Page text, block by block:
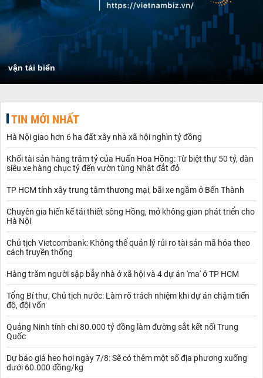
vận tải biển
TIN MỚI NHẤT
Hà Nội giao hơn 6 ha đất xây nhà xã hội nghìn tỷ đồng
Khối tài sản hàng trăm tỷ của Huấn Hoa Hồng: Từ biệt thự 50 tỷ, dàn
siêu xe hàng chục tỷ đến vườn tùng Nhật đắt đỏ
TP HCM tính xây trung tâm thương mại, bãi xe ngầm ở Bến Thành
Chuyên gia hiến kế tái thiết sông Hồng, mở không gian phát triển cho
Hà Nội
Chủ tịch Vietcombank: Không thể quản lý rủi ro tài sản mã hóa theo
cách truyền thống
Hàng trăm người sập bẫy nhà ở xã hội và 4 dự án 'ma' ở TP HCM
Tổng Bí thư, Chủ tịch nước: Làm rõ trách nhiệm khi dự án chậm tiến
độ, đội vốn
Quảng Ninh tính chi 80.000 tỷ đồng làm đường sắt kết nối Trung
Quốc
Dự báo giá heo hơi ngày 7/8: Sẽ có thêm một số địa phương xuống
dưới 60.000 đồng/kg